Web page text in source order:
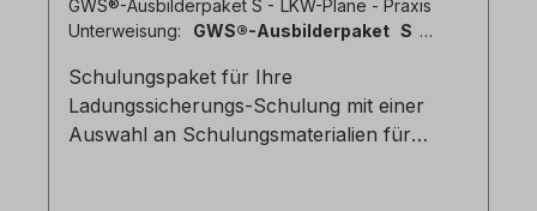
GWS®-Ausbilderpaket S - LKW-Plane - Praxis
Unterweisung: GWS®-Ausbilderpaket S -
Schulungspaket für Ihre
Ladungssicherungs-Schulung mit einer
Auswahl an Schulungsmaterialien für